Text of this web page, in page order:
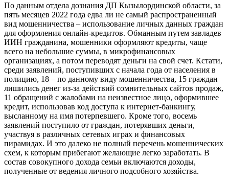
По данным отдела дознания ДП Кызылординской области, за
пять месяцев 2022 года едва ли не самый распространенный
вид мошенничества – использование личных данных граждан
для оформления онлайн-кредитов. Обманным путем завладев
ИИН гражданина, мошенники оформляют кредиты, чаще
всего на небольшие суммы, в микрофинансовых
организациях, а потом переводят деньги на свой счет. Кстати,
среди заявлений, поступивших с начала года от населения в
полицию, 18 – по данному виду мошенничества, 15 граждан
лишились денег из-за действий сомнительных сайтов продаж,
11 обращений с жалобами на неизвестное лицо, оформившее
кредит, использовав код доступа к интернет-банкингу,
высланному на имя потерпевшего. Кроме того, восемь
заявлений поступило от граждан, потерявших деньги,
участвуя в различных сетевых играх и финансовых
пирамидах. И это далеко не полный перечень мошеннических
схем, к которым прибегают желающие легко заработать. В
состав совокупного дохода семьи включаются доходы,
полученные от ведения личного подсобного хозяйства.